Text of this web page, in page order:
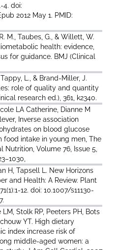
4. doi:
2012 May 1. PMID:
M., Taubes, G., & Willett, W.
health: evidence,
for guidance. BMJ (Clinical
Tappy, L., & Brand-Miller, J.
role of quality and quantity
research ed.), 361, k2340.
LA Catherine, Dianne M
Inverse association
on blood glucose
intake in young men, The
Volume 76, Issue 5,
H, Tapsell L. New Horizons
and Health: A Review. Plant
12. doi: 10.1007/s11130-
Stolk RP, Peeters PH, Bots
YT. High dietary
index increase risk of
middle-aged women: a